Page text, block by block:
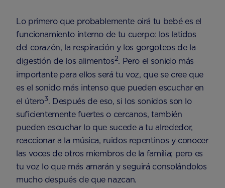
Lo primero que probablemente oirá tu bebé es el
funcionamiento interno de tu cuerpo: los latidos
del corazón, la respiración y los gorgoteos de la
digestión de los alimentos2. Pero el sonido más
importante para ellos será tu voz, que se cree que
es el sonido más intenso que pueden escuchar en
el útero3. Después de eso, si los sonidos son lo
suficientemente fuertes o cercanos, también
pueden escuchar lo que sucede a tu alrededor,
reaccionar a la música, ruidos repentinos y conocer
las voces de otros miembros de la familia; pero es
tu voz lo que más amarán y seguirá consolándolos
mucho después de que nazcan.